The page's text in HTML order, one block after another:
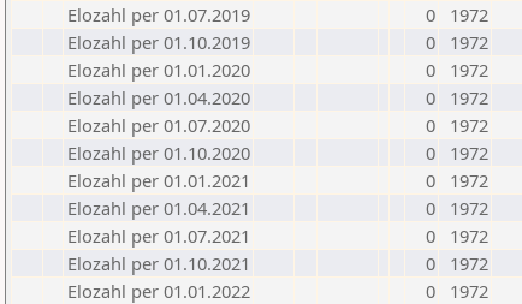
Elozahl per 01.07.2019
0
1972
Elozahl per 01.10.2019
0
1972
Elozahl per 01.01.2020
0
1972
Elozahl per 01.04.2020
0
1972
Elozahl per 01.07.2020
0
1972
Elozahl per 01.10.2020
0
1972
Elozahl per 01.01.2021
0
1972
Elozahl per 01.04.2021
0
1972
Elozahl per 01.07.2021
0
1972
Elozahl per 01.10.2021
0
1972
Elozahl per 01.01.2022
0
1972